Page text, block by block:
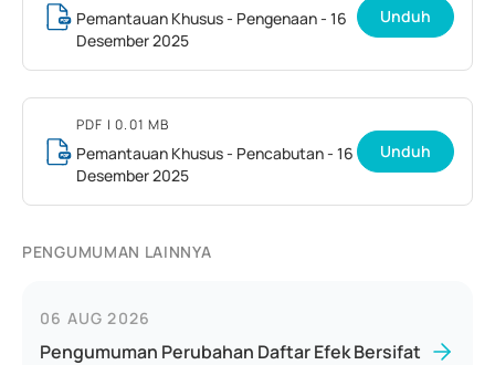
Pemantauan Khusus - Pengenaan - 16
Desember 2025
Unduh
PDF | 0.01 MB
Pemantauan Khusus - Pencabutan - 16
Desember 2025
Unduh
PENGUMUMAN LAINNYA
06 AUG 2026
Pengumuman Perubahan Daftar Efek Bersifat